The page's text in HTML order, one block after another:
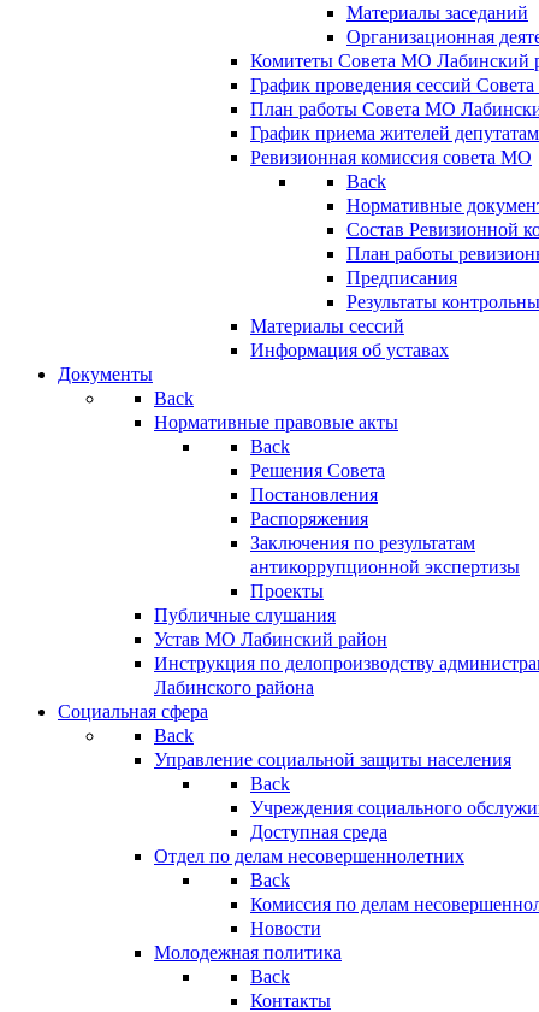
Материалы заседаний
Организационная
Комитеты Совета МО Лабинский
График проведения сессий
План работы Совета МО
График приема жителей
Ревизионная комиссия совета МО
Back
Нормативные
Состав Ревизионной
План работы
Предписания
Результаты
Материалы сессий
Информация об уставах
Документы
Back
Нормативные правовые акты
Back
Решения Совета
Постановления
Распоряжения
Заключения по результатам
антикоррупционной экспертизы
Проекты
Публичные слушания
Устав МО Лабинский район
Инструкция по делопроизводству
Лабинского района
Социальная сфера
Back
Управление социальной защиты населения
Back
Учреждения социального
Доступная среда
Отдел по делам несовершеннолетних
Back
Комиссия по делам
Новости
Молодежная политика
Back
Контакты